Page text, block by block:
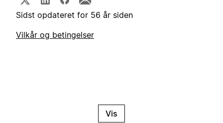
Sidst opdateret for 56 år siden
Vilkår og betingelser
Vis